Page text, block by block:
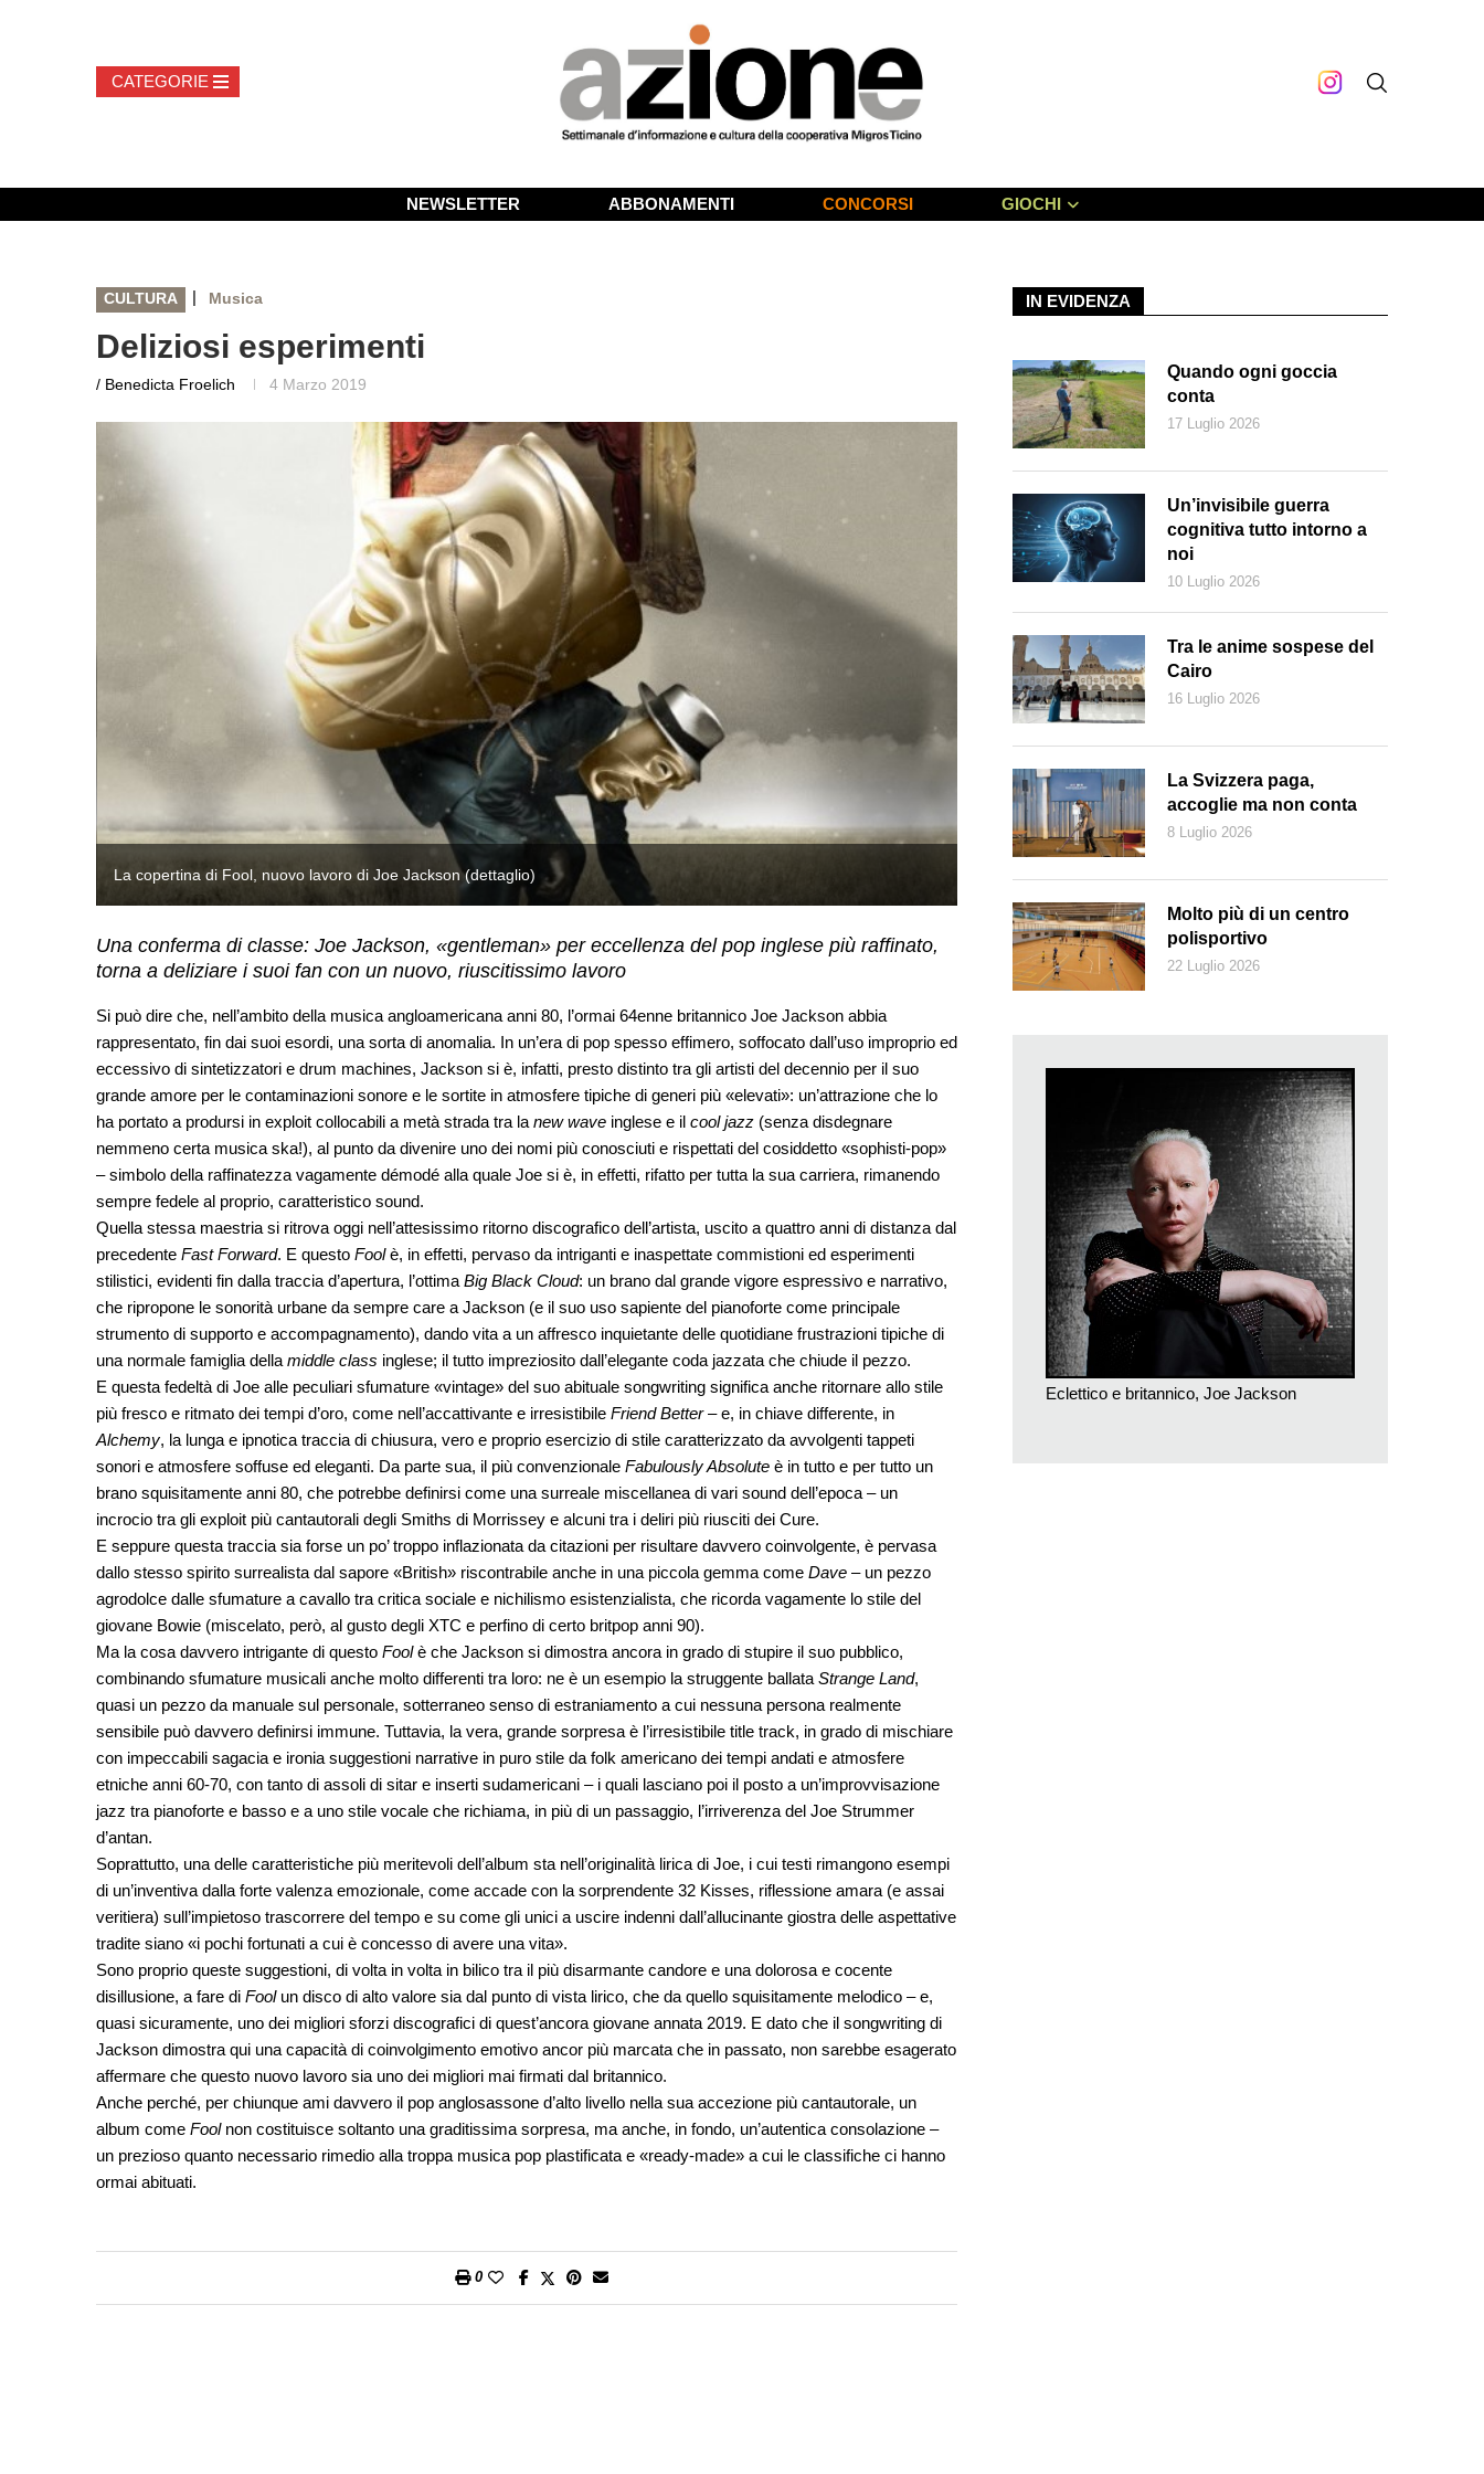
NEWSLETTER ABBONAMENTI CONCORSI GIOCHI
CULTURA | Musica
Deliziosi esperimenti
/ Benedicta Froelich 4 Marzo 2019
La copertina di Fool, nuovo lavoro di Joe Jackson (dettaglio) La copertina di Fool, nuovo lavoro di Joe Jackson (dettaglio)
Una conferma di classe: Joe Jackson, «gentleman» per eccellenza del pop inglese più raffinato,
torna a deliziare i suoi fan con un nuovo, riuscitissimo lavoro
Si può dire che, nell’ambito della musica angloamericana anni 80, l’ormai 64enne britannico Joe Jackson abbia
rappresentato, fin dai suoi esordi, una sorta di anomalia. In un’era di pop spesso effimero, soffocato dall’uso improprio ed
eccessivo di sintetizzatori e drum machines, Jackson si è, infatti, presto distinto tra gli artisti del decennio per il suo
grande amore per le contaminazioni sonore e le sortite in atmosfere tipiche di generi più «elevati»: un’attrazione che lo
ha portato a prodursi in exploit collocabili a metà strada tra la new wave inglese e il cool jazz (senza disdegnare
nemmeno certa musica ska!), al punto da divenire uno dei nomi più conosciuti e rispettati del cosiddetto «sophisti-pop»
– simbolo della raffinatezza vagamente démodé alla quale Joe si è, in effetti, rifatto per tutta la sua carriera, rimanendo
sempre fedele al proprio, caratteristico sound.
Quella stessa maestria si ritrova oggi nell’attesissimo ritorno discografico dell’artista, uscito a quattro anni di distanza dal
precedente Fast Forward. E questo Foolè, in effetti, pervaso da intriganti e inaspettate commistioni ed esperimenti
stilistici, evidenti fin dalla traccia d’apertura, l’ottima Big Black Cloud: un brano dal grande vigore espressivo e narrativo,
che ripropone le sonorità urbane da sempre care a Jackson (e il suo uso sapiente del pianoforte come principale
strumento di supporto e accompagnamento), dando vita a un affresco inquietante delle quotidiane frustrazioni tipiche di
una normale famiglia della middle class inglese; il tutto impreziosito dall’elegante coda jazzata che chiude il pezzo.
E questa fedeltà di Joe alle peculiari sfumature «vintage» del suo abituale songwriting significa anche ritornare allo stile
più fresco e ritmato dei tempi d’oro, come nell’accattivante e irresistibile Friend Better– e, in chiave differente, in
Alchemy, la lunga e ipnotica traccia di chiusura, vero e proprio esercizio di stile caratterizzato da avvolgenti tappeti
sonori e atmosfere soffuse ed eleganti. Da parte sua, il più convenzionale Fabulously Absolute è in tutto e per tutto un
brano squisitamente anni 80, che potrebbe definirsi come una surreale miscellanea di vari sound dell’epoca – un
incrocio tra gli exploit più cantautorali degli Smiths di Morrissey e alcuni tra i deliri più riusciti dei Cure.
E seppure questa traccia sia forse un po’ troppo inflazionata da citazioni per risultare davvero coinvolgente, è pervasa
dallo stesso spirito surrealista dal sapore «British» riscontrabile anche in una piccola gemma come Dave – un pezzo
agrodolce dalle sfumature a cavallo tra critica sociale e nichilismo esistenzialista, che ricorda vagamente lo stile del
giovane Bowie (miscelato, però, al gusto degli XTC e perfino di certo britpop anni 90).
Ma la cosa davvero intrigante di questo Foolè che Jackson si dimostra ancora in grado di stupire il suo pubblico,
combinando sfumature musicali anche molto differenti tra loro: ne è un esempio la struggente ballata Strange Land,
quasi un pezzo da manuale sul personale, sotterraneo senso di estraniamento a cui nessuna persona realmente
sensibile può davvero definirsi immune. Tuttavia, la vera, grande sorpresa è l’irresistibile title track, in grado di mischiare
con impeccabili sagacia e ironia suggestioni narrative in puro stile da folk americano dei tempi andati e atmosfere
etniche anni 60-70, con tanto di assoli di sitar e inserti sudamericani – i quali lasciano poi il posto a un’improvvisazione
jazz tra pianoforte e basso e a uno stile vocale che richiama, in più di un passaggio, l’irriverenza del Joe Strummer
d’antan.
Soprattutto, una delle caratteristiche più meritevoli dell’album sta nell’originalità lirica di Joe, i cui testi rimangono esempi
di un’inventiva dalla forte valenza emozionale, come accade con la sorprendente 32 Kisses, riflessione amara (e assai
veritiera) sull’impietoso trascorrere del tempo e su come gli unici a uscire indenni dall’allucinante giostra delle aspettative
tradite siano «i pochi fortunati a cui è concesso di avere una vita».
Sono proprio queste suggestioni, di volta in volta in bilico tra il più disarmante candore e una dolorosa e cocente
disillusione, a fare di Foolun disco di alto valore sia dal punto di vista lirico, che da quello squisitamente melodico – e,
quasi sicuramente, uno dei migliori sforzi discografici di quest’ancora giovane annata 2019. E dato che il songwriting di
Jackson dimostra qui una capacità di coinvolgimento emotivo ancor più marcata che in passato, non sarebbe esagerato
affermare che questo nuovo lavoro sia uno dei migliori mai firmati dal britannico.
Anche perché, per chiunque ami davvero il pop anglosassone d’alto livello nella sua accezione più cantautorale, un
album come Foolnon costituisce soltanto una graditissima sorpresa, ma anche, in fondo, un’autentica consolazione –
un prezioso quanto necessario rimedio alla troppa musica pop plastificata e «ready-made» a cui le classifiche ci hanno
ormai abituati.
0
IN EVIDENZA
Quando ogni goccia
conta
17 Luglio 2026
Un’invisibile guerra
cognitiva tutto intorno a
noi
10 Luglio 2026
Tra le anime sospese del
Cairo
16 Luglio 2026
La Svizzera paga,
accoglie ma non conta
8 Luglio 2026
Molto più di un centro
polisportivo
22 Luglio 2026
Eclettico e britannico, Joe Jackson